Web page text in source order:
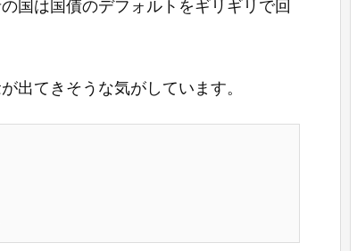
国は国債のデフォルトをギリギリで回
出てきそうな気がしています。